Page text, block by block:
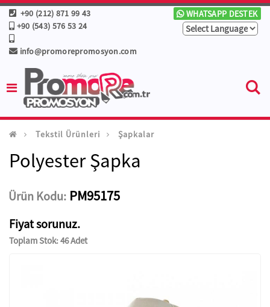
+90 (212) 871 99 43
+90 (543) 576 53 24
info@promorepromosyon.com
WHATSAPP DESTEK
Tekstil Ürünleri Şapkalar
Polyester Şapka
Ürün Kodu: PM95175
Fiyat sorunuz.
Toplam Stok: 46 Adet